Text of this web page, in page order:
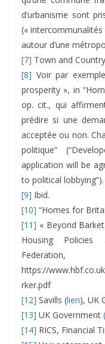
d’urbanisme sont
(«
autour d’une
[7] Town and
[8] Voir par
prosperity », in
op. cit., qui
prédire si une
acceptée ou non.
politique”
application will be
to political lobbying”).
[9] Ibid.
[10] “Homes for
[11] « Beyond
Housing Policies
https://
rker.pdf
[12] Savills (lien), UK
[13] UK Government
[14] RICS, Financial